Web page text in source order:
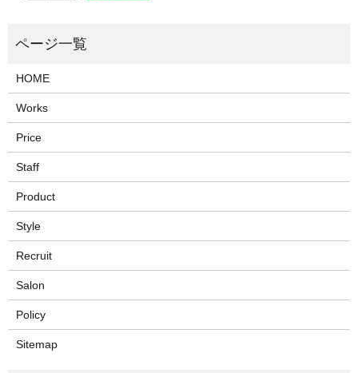
HOME
Works
Price
Staff
Product
Style
Recruit
Salon
Policy
Sitemap